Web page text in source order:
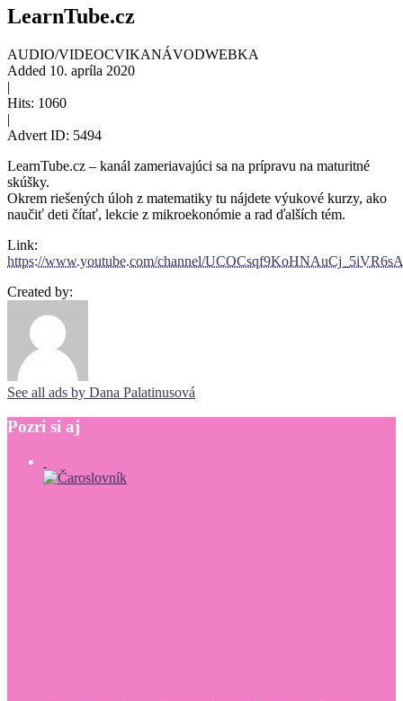
LearnTube.cz
AUDIO/VIDEOCVIKANÁVODWEBKA
Added 10. apríla 2020
|
Hits: 1060
|
Advert ID: 5494
LearnTube.cz – kanál zameriavajúci sa na prípravu na maturitné
skúšky.
Okrem riešených úloh z matematiky tu nájdete výukové kurzy, ako
naučiť deti čítať, lekcie z mikroekonómie a rad ďalších tém.
Link:
https://www.youtube.com/channel/
Created by:
See all ads by Dana Palatinusová
Pozri si aj